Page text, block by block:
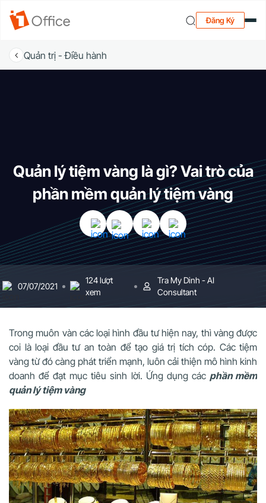
Đăng Ký
Quản trị - Điều hành
Quản lý tiệm vàng là gì? Vai trò của
phần mềm quản lý tiệm vàng
07/07/2021
124 lượt
xem
Tra My Dinh - AI
Consultant
Trong muôn vàn các loại hình đầu tư hiện nay, thì vàng được
coi là loại đầu tư an toàn để tạo giá trị tích cóp. Các tiệm
vàng từ đó càng phát triển mạnh, luôn cải thiện mô hình kinh
doanh để đạt mục tiêu sinh lời. Ứng dụng các phần mềm
quản lý tiệm vàng